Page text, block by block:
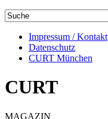
Impressum / Kontakt
Datenschutz
CURT München
CURT
MAGAZIN